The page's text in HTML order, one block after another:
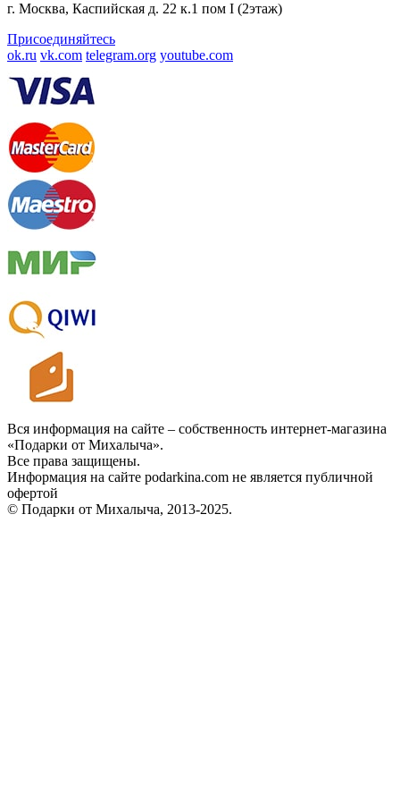
г. Москва, Каспийская д. 22 к.1 пом I (2этаж)
Присоединяйтесь
ok.ru vk.com telegram.org youtube.com
Вся информация на сайте – собственность интернет-магазина
«Подарки от Михалыча».
Все права защищены.
Информация на сайте podarkina.com не является публичной
офертой
© Подарки от Михалыча, 2013-2025.